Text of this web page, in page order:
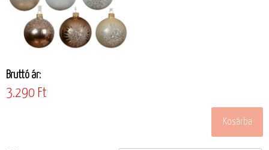
Bruttó ár:
3.290 Ft